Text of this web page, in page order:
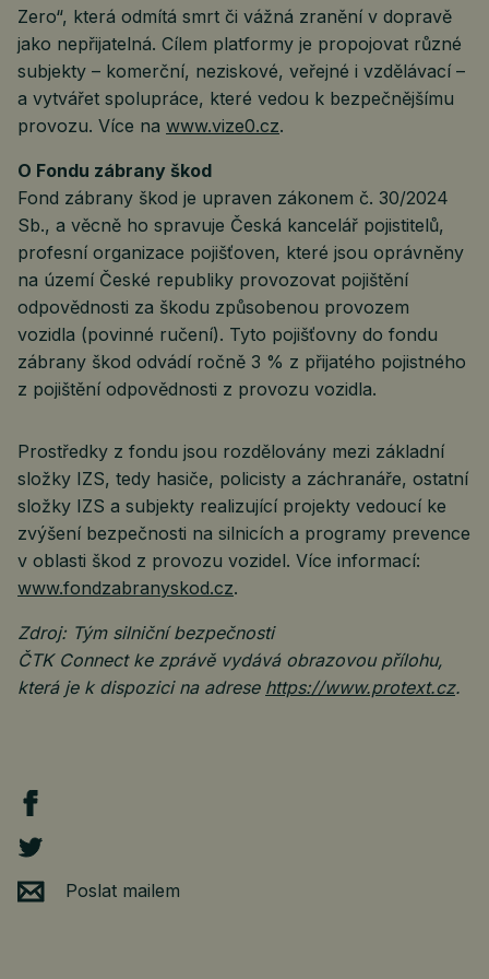
Zero“, která odmítá smrt či vážná zranění v dopravě
jako nepřijatelná. Cílem platformy je propojovat různé
subjekty – komerční, neziskové, veřejné i vzdělávací –
a vytvářet spolupráce, které vedou k bezpečnějšímu
provozu. Více na www.vize0.cz.
O Fondu zábrany škod
Fond zábrany škod je upraven zákonem č. 30/2024
Sb., a věcně ho spravuje Česká kancelář pojistitelů,
profesní organizace pojišťoven, které jsou oprávněny
na území České republiky provozovat pojištění
odpovědnosti za škodu způsobenou provozem
vozidla (povinné ručení). Tyto pojišťovny do fondu
zábrany škod odvádí ročně 3 % z přijatého pojistného
z pojištění odpovědnosti z provozu vozidla.
Prostředky z fondu jsou rozdělovány mezi základní
složky IZS, tedy hasiče, policisty a záchranáře, ostatní
složky IZS a subjekty realizující projekty vedoucí ke
zvýšení bezpečnosti na silnicích a programy prevence
v oblasti škod z provozu vozidel. Více informací:
www.fondzabranyskod.cz.
Zdroj: Tým silniční bezpečnosti
ČTK Connect ke zprávě vydává obrazovou přílohu,
která je k dispozici na adrese https://www.protext.cz.
Poslat mailem